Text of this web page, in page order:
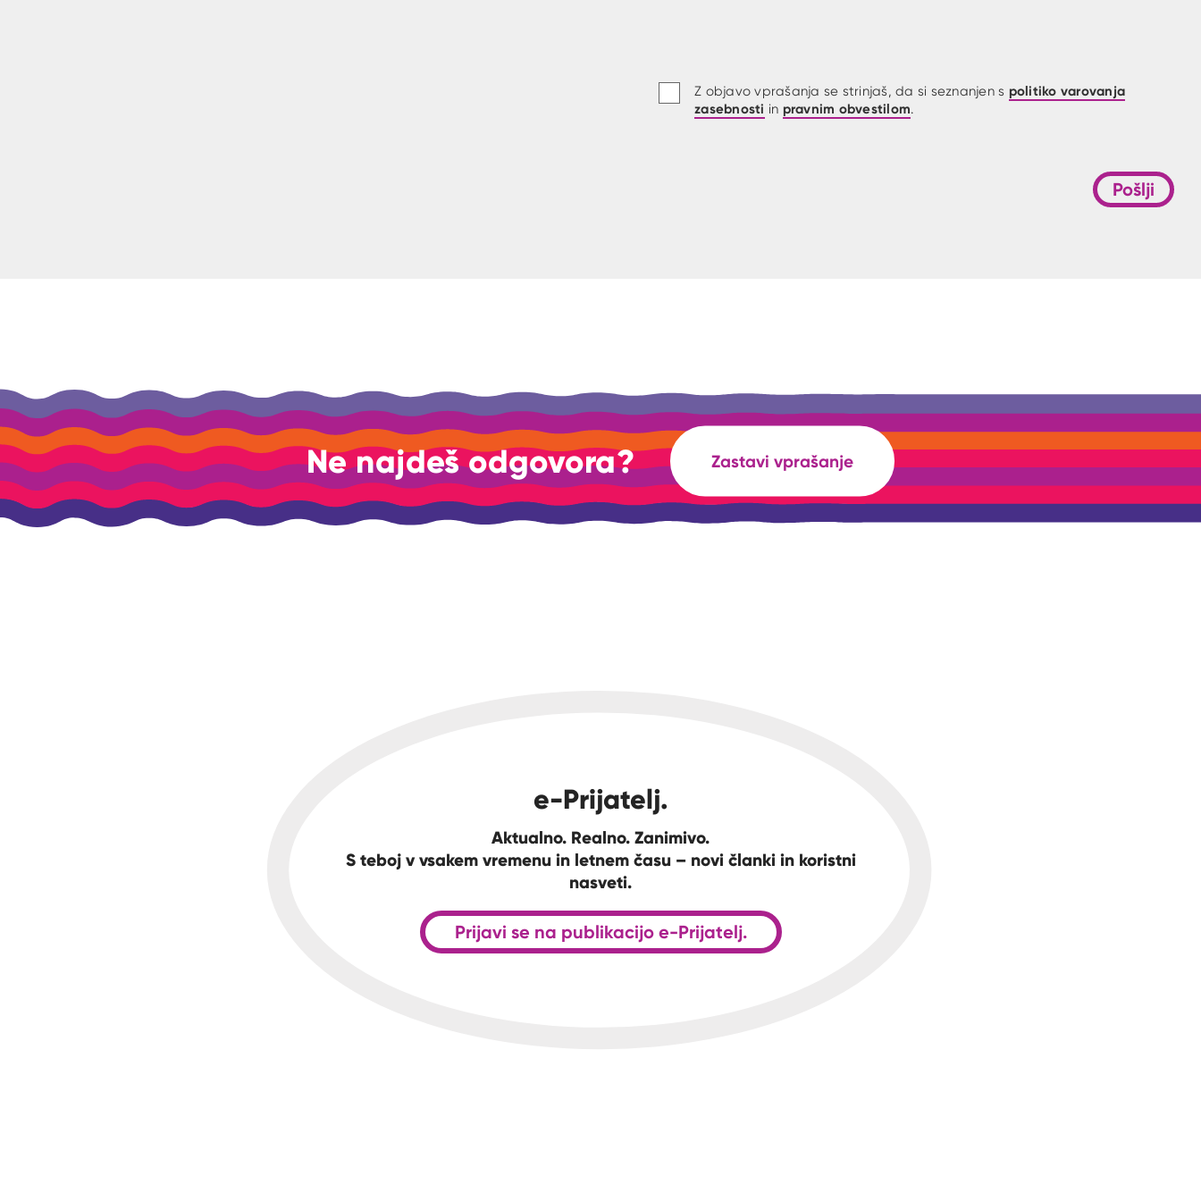
Z objavo vprašanja se strinjaš, da si seznanjen s politiko varovanja
zasebnosti in pravnim obvestilom.
Pošlji
Ne najdeš odgovora? Zastavi vprašanje
e-Prijatelj.
Aktualno. Realno. Zanimivo.
S teboj v vsakem vremenu in letnem času – novi članki in koristni
nasveti.
Prijavi se na publikacijo e-Prijatelj.